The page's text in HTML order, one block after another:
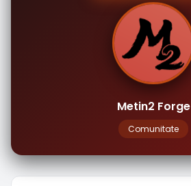
Metin2 Forge
Comunitate